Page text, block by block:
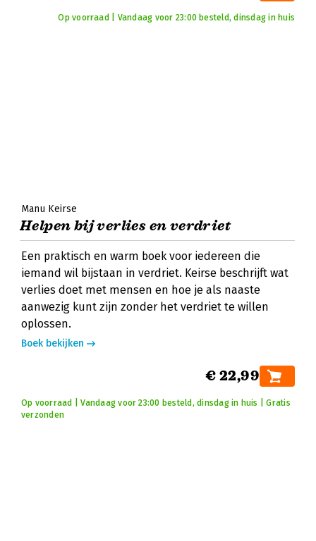
Op voorraad | Vandaag voor 23:00 besteld, dinsdag in huis
Manu Keirse
Helpen bij verlies en verdriet
Een praktisch en warm boek voor iedereen die
iemand wil bijstaan in verdriet. Keirse beschrijft wat
verlies doet met mensen en hoe je als naaste
aanwezig kunt zijn zonder het verdriet te willen
oplossen.
Boek bekijken
€ 22,99
Op voorraad | Vandaag voor 23:00 besteld, dinsdag in huis | Gratis
verzonden